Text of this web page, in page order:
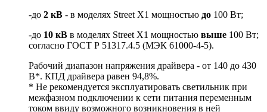
-до 2 кВ - в моделях Street X1 мощностью до 100 Вт;
-до 10 кВ в моделях Street X1 мощностью выше 100 Вт;
согласно ГОСТ Р 51317.4.5 (МЭК 61000-4-5).
Рабочий диапазон напряжения драйвера - от 140 до 430
В*. КПД драйвера равен 94,8%.
* Не рекомендуется эксплуатировать светильник при
межфазном подключении к сети питания переменным
током ввиду возможного возникновения в ней